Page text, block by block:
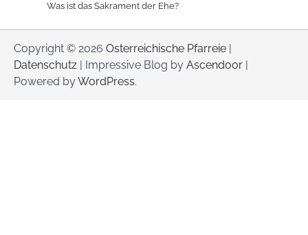
Was ist das Sakrament der Ehe?
Copyright © 2026 Osterreichische Pfarreie
Datenschutz | Impressive Blog by Ascendoor
Powered byWordPress.